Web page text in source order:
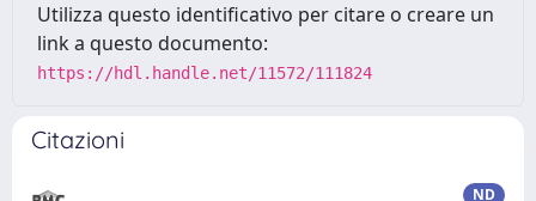
Utilizza questo identificativo per citare o creare un
link a questo documento:
https://hdl.handle.net/11572/111824
Citazioni
ND